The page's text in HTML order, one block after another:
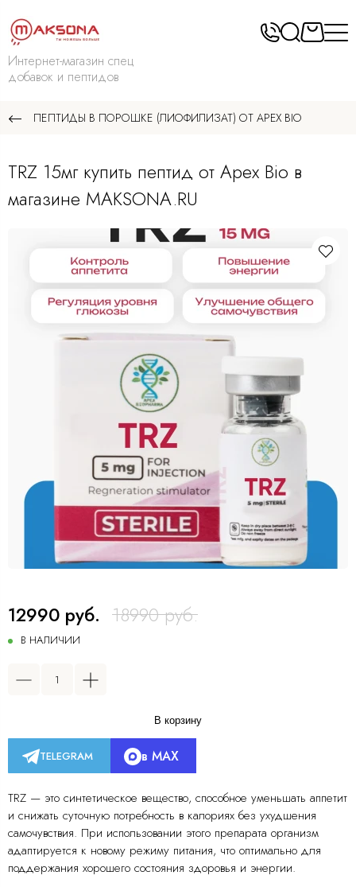
Интернет-магазин спец
добавок и пептидов
ПЕПТИДЫ В ПОРОШКЕ (ЛИОФИЛИЗАТ) ОТ APEX BIO
TRZ 15мг купить пептид от Apex Bio в
магазине MAKSONA.RU
12990 руб. 18990 руб.
В НАЛИЧИИ
В корзину
TELEGRAM в MAX
TRZ — это синтетическое вещество, способное уменьшать аппетит
и снижать суточную потребность в калориях без ухудшения
самочувствия. При использовании этого препарата организм
адаптируется к новому режиму питания, что оптимально для
поддержания хорошего состояния здоровья и энергии.